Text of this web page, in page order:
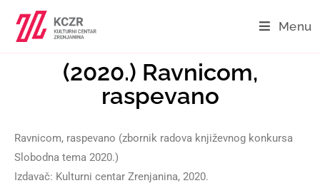
Menu
(2020.) Ravnicom,
raspevano
Ravnicom, raspevano (zbornik radova književnog konkursa
Slobodna tema 2020.)
Izdavač: Kulturni centar Zrenjanina, 2020.